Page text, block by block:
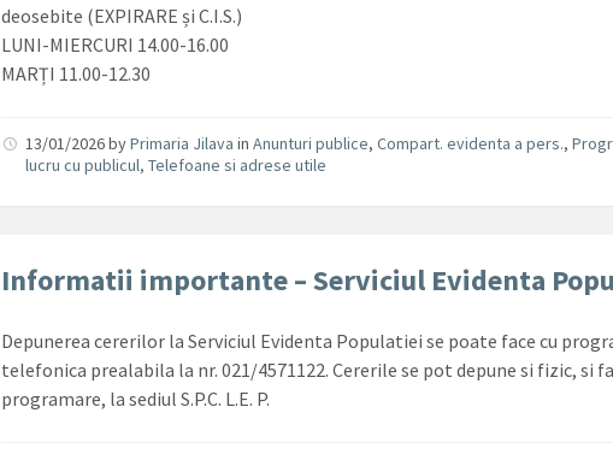
deosebite (EXPIRARE și C.I.S.)
LUNI-MIERCURI 14.00-16.00
MARȚI 11.00-12.30
13/01/2026byPrimaria Jilava inAnunturi publice,Compart. evidenta a pers.,
lucru cu publicul, Telefoane si adrese utile
Informatii importante – Serviciul Evidenta
Depunerea cererilor la Serviciul Evidenta Populatiei se poate face cu
telefonica prealabila la nr. 021/4571122. Cererile se pot depune si fizic, si
programare, la sediul S.P.C. L.E. P.